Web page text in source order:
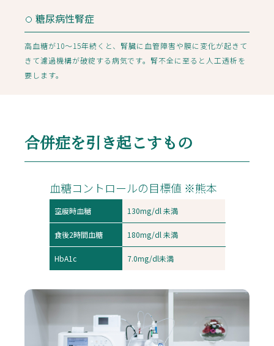
糖尿病性腎症
高血糖が10〜15年続くと、腎臓に血管障害や膜に変化が起きて
きて濾過機構が破綻する病気です。腎不全に至ると人工透析を
要します。
合併症を引き起こすもの
血糖コントロールの目標値 ※熊本
宣言より
空腹時血糖 130mg/dl 未満
食後2時間血糖 180mg/dl 未満
HbA1c 7.0mg/dl未満